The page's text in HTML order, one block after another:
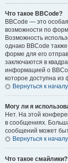
Что такое BBCode?
BBCode — это
возможности по
Возможность
однако BBCode
форме для его
заключаются в
информацией о
которое доступна
Вернуться к началу
Могу ли я
Нет. На этой
в сообщениях.
сообщений может
Вернуться к началу
Что такое смайлики?